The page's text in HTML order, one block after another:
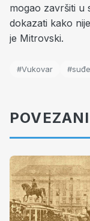
mogao završiti u
dokazati kako
je Mitrovski.
#Vukovar